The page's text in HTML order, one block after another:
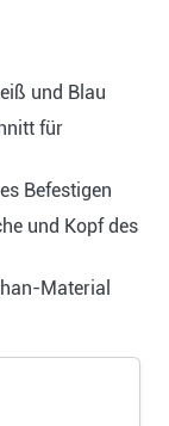
und Blau
für
Befestigen
und Kopf des
Material